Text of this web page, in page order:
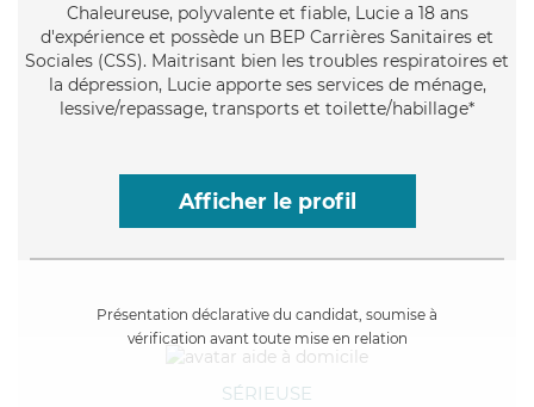
Chaleureuse, polyvalente et fiable, Lucie a 18 ans
d'expérience et possède un BEP Carrières Sanitaires et
Sociales (CSS). Maitrisant bien les troubles respiratoires et
la dépression, Lucie apporte ses services de ménage,
lessive/repassage, transports et toilette/habillage*
Afficher le profil
Présentation déclarative du candidat, soumise à
vérification avant toute mise en relation
SÉRIEUSE